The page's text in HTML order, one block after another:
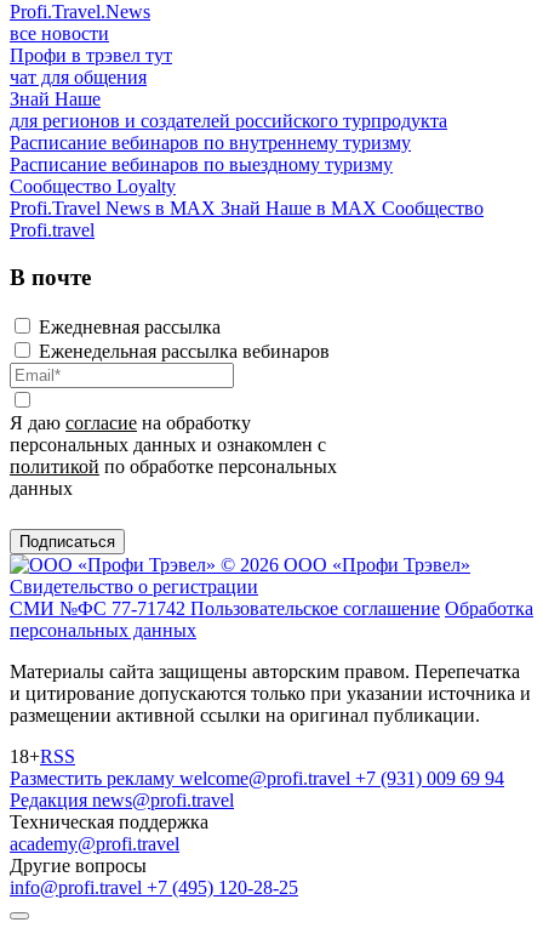
Profi.Travel.News
все новости
Профи в трэвел тут
чат для общения
Знай Наше
для регионов и создателей российского турпродукта
Расписание вебинаров по внутреннему туризму
Расписание вебинаров по выездному туризму
Сообщество Loyalty
Profi.Travel News в MAX Знай Наше в MAX Сообщество
Profi.travel
В почте
Ежедневная рассылка
Еженедельная рассылка вебинаров
Я даю согласие на обработку
персональных данных и ознакомлен с
политикой по обработке персональных
данных
Подписаться
© 2026 ООО «Профи Трэвeл»
Свидетельство о регистрации
СМИ №ФС 77-71742 Пользовательское соглашение Обработка
персональных данных
Материалы сайта защищены авторским правом. Перепечатка
и цитирование допускаются только при указании источника и
размещении активной ссылки на оригинал публикации.
18+RSS
Разместить рекламу welcome@profi.travel +7 (931) 009 69 94
Редакция news@profi.travel
Техническая поддержка
academy@profi.travel
Другие вопросы
info@profi.travel +7 (495) 120-28-25